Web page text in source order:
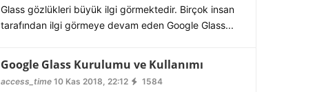
Glass gözlükleri büyük ilgi görmektedir. Birçok insan
tarafından ilgi görmeye devam eden Google Glass...
Google Glass Kurulumu ve Kullanımı
access_time 10 Kas 2018, 22:12 1584